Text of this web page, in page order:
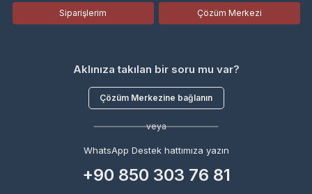
Siparişlerim Çözüm Merkezi
Aklınıza takılan bir soru mu var?
Çözüm Merkezine bağlanın
veya
WhatsApp Destek hattımıza yazın
+90 850 303 76 81